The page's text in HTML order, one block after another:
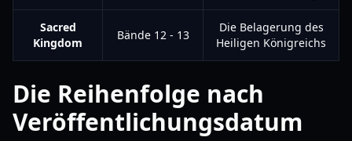
Sacred
Kingdom
Bände 12 - 13
Die Belagerung des
Heiligen Königreichs
Die Reihenfolge nach
Veröffentlichungsdatum